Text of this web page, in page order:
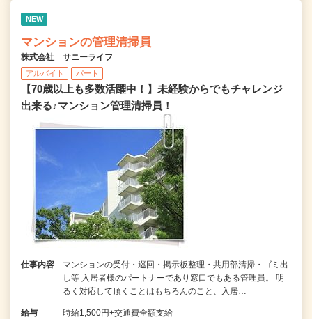
NEW
マンションの管理清掃員
株式会社 サニーライフ
アルバイト パート
【70歳以上も多数活躍中！】未経験からでもチャレンジ
出来る♪マンション管理清掃員！
仕事内容
マンションの受付・巡回・掲示板整理・共用部清掃・ゴミ出
し等 入居者様のパートナーであり窓口でもある管理員。 明
るく対応して頂くことはもちろんのこと、入居…
給与 時給1,500円+交通費全額支給